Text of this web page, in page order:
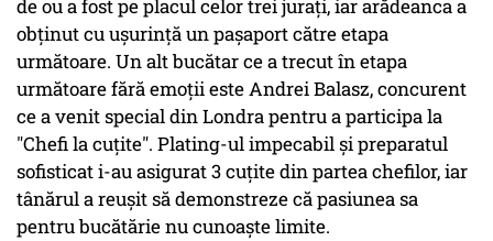
de ou a fost pe placul celor trei jurați, iar arădeanca a
obținut cu ușurință un pașaport către etapa
următoare. Un alt bucătar ce a trecut în etapa
următoare fără emoții este Andrei Balasz, concurent
ce a venit special din Londra pentru a participa la
"Chefi la cuțite". Plating-ul impecabil și preparatul
sofisticat i-au asigurat 3 cuțite din partea chefilor, iar
tânărul a reușit să demonstreze că pasiunea sa
pentru bucătărie nu cunoaște limite.